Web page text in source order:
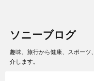
ソニーブログ
趣味、旅行から健康、スポー
介します。